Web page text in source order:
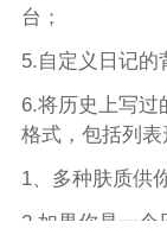
台；
5.自定义日记的
6.将历史上写过
格式，包括列
1、多种肤质供
2.如果你是一个